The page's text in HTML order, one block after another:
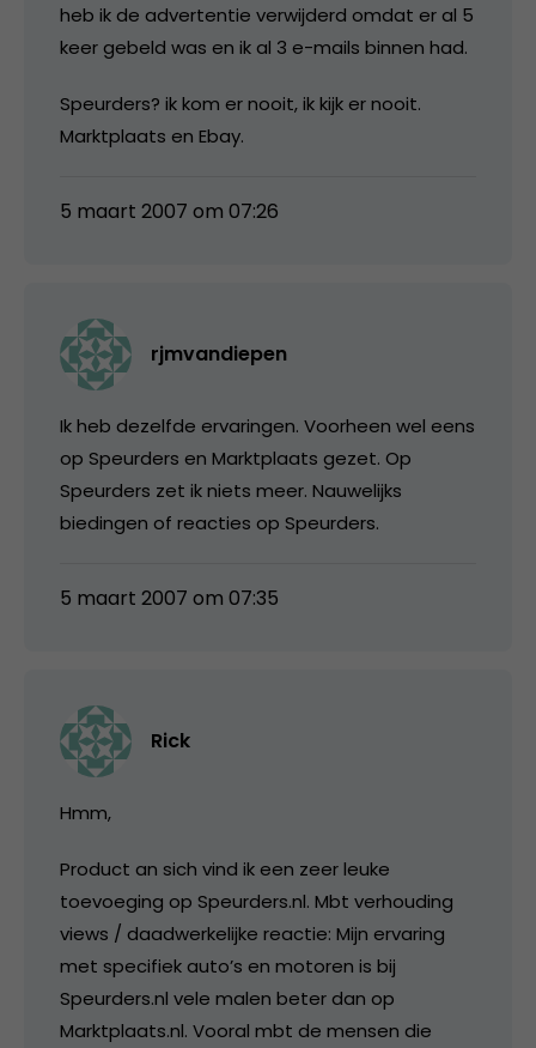
heb ik de advertentie verwijderd omdat er al 5
keer gebeld was en ik al 3 e-mails binnen had.
Speurders? ik kom er nooit, ik kijk er nooit.
Marktplaats en Ebay.
5 maart 2007 om 07:26
rjmvandiepen
Ik heb dezelfde ervaringen. Voorheen wel eens
op Speurders en Marktplaats gezet. Op
Speurders zet ik niets meer. Nauwelijks
biedingen of reacties op Speurders.
5 maart 2007 om 07:35
Rick
Hmm,
Product an sich vind ik een zeer leuke
toevoeging op Speurders.nl. Mbt verhouding
views / daadwerkelijke reactie: Mijn ervaring
met specifiek auto’s en motoren is bij
Speurders.nl vele malen beter dan op
Marktplaats.nl. Vooral mbt de mensen die